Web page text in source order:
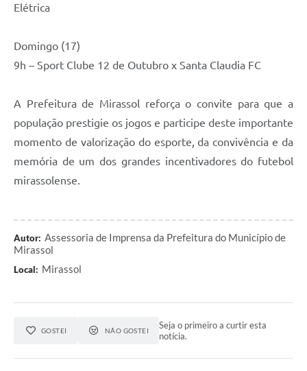
Elétrica
Domingo (17)
9h – Sport Clube 12 de Outubro x Santa Claudia FC
A Prefeitura de Mirassol reforça o convite para que a
população prestigie os jogos e participe deste importante
momento de valorização do esporte, da convivência e da
memória de um dos grandes incentivadores do futebol
mirassolense.
Autor: Assessoria de Imprensa da Prefeitura do Município de
Mirassol
Local: Mirassol
GOSTEI NÃO GOSTEI
Seja o primeiro a curtir esta
notícia.